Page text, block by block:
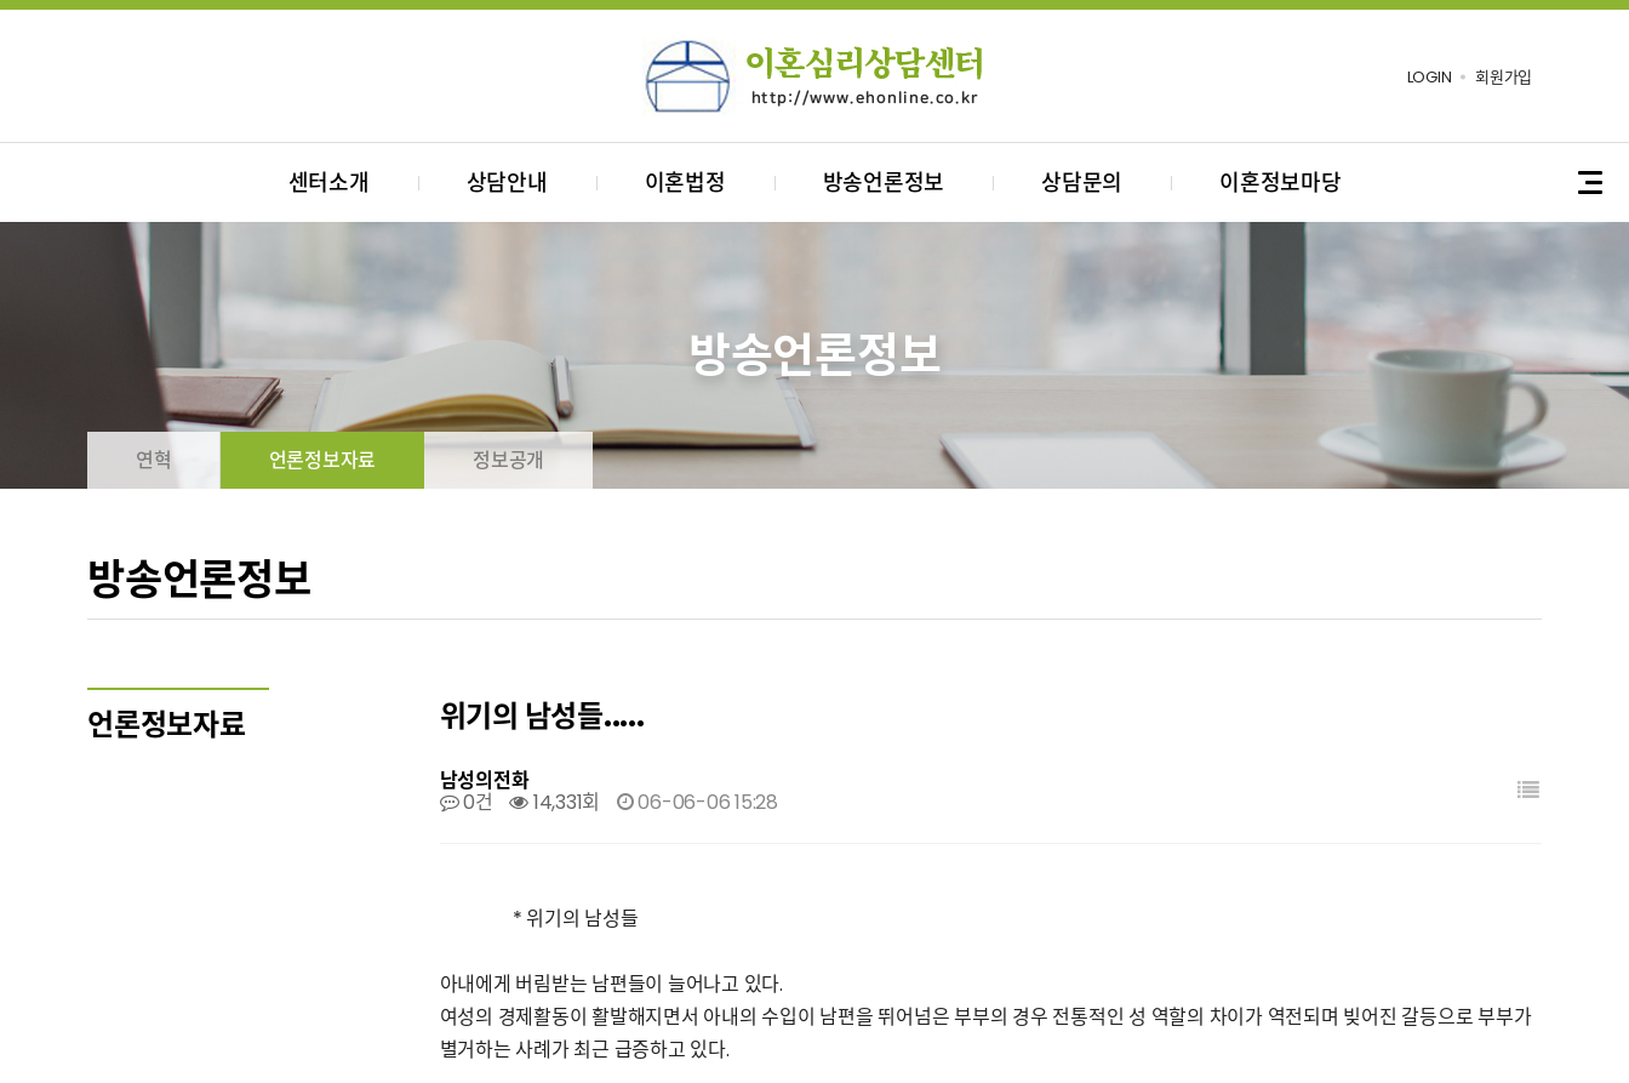
LOGIN 회원가입
센터소개 상담안내 이혼법정 방송언론정보 상담문의 이혼정보마당
방송언론정보
연혁 언론정보자료 정보공개
방송언론정보
언론정보자료 위기의 남성들.....
남성의전화
0건 14,331회 06-06-06 15:28
* 위기의 남성들
아내에게 버림받는 남편들이 늘어나고 있다.
여성의 경제활동이 활발해지면서 아내의 수입이 남편을 뛰어넘은 부부의 경우 전통적인 성 역할의 차이가 역전되며 빚어진 갈등으로 부부가
별거하는 사례가 최근 급증하고 있다.